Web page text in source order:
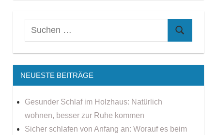
NEUESTE BEITRÄGE
Gesunder Schlaf im Holzhaus: Natürlich
wohnen, besser zur Ruhe kommen
Sicher schlafen von Anfang an: Worauf es beim